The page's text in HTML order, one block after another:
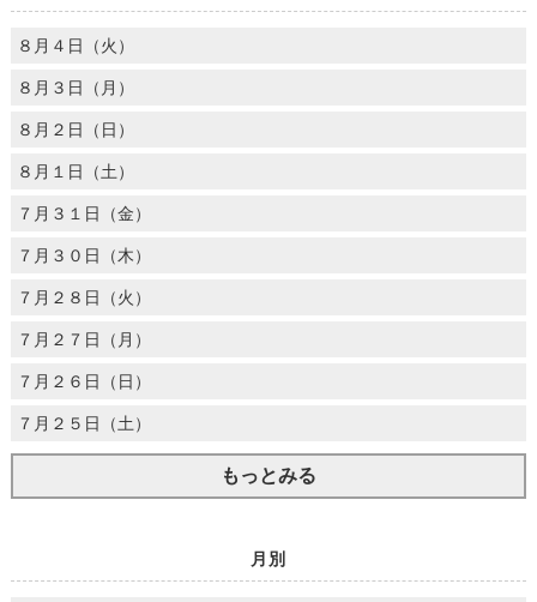
８月４日（火）
８月３日（月）
８月２日（日）
８月１日（土）
７月３１日（金）
７月３０日（木）
７月２８日（火）
７月２７日（月）
７月２６日（日）
７月２５日（土）
もっとみる
月別